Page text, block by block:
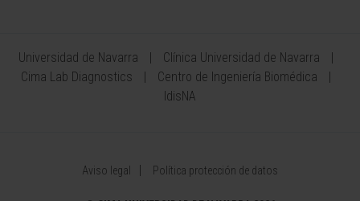
Universidad de Navarra
Clínica Universidad de Navarra
Cima Lab Diagnostics
Centro de Ingeniería Biomédica
IdisNA
Aviso legal Política protección de datos